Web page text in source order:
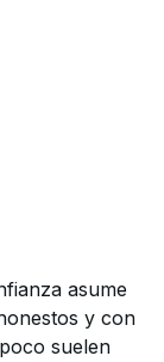
asume
y con
suelen